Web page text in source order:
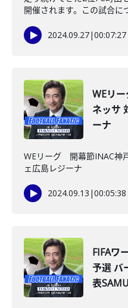
開催されます。この試合に
2024.09.27|00:07:27
WEリ
ネッサ
ーナ
WEリーグ 開幕節INAC神
ェ広島レジーナ
2024.09.13 |00:05:38
FIFAワ
予選
表